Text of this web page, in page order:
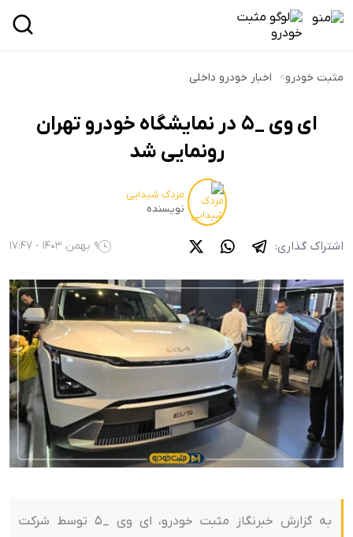
مثبت خودرو> اخبار خودرو داخلی
ای وی _5 در نمایشگاه خودرو تهران
رونمایی شد
مزدک شیدایی
نویسنده
اشتراک گذاری: 9 بهمن 1403 - 17:47
به گزارش خبرنگاز مثبت خودرو، ای وی _5 توسط شرکت